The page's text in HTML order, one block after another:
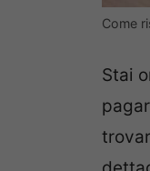
Come
Stai